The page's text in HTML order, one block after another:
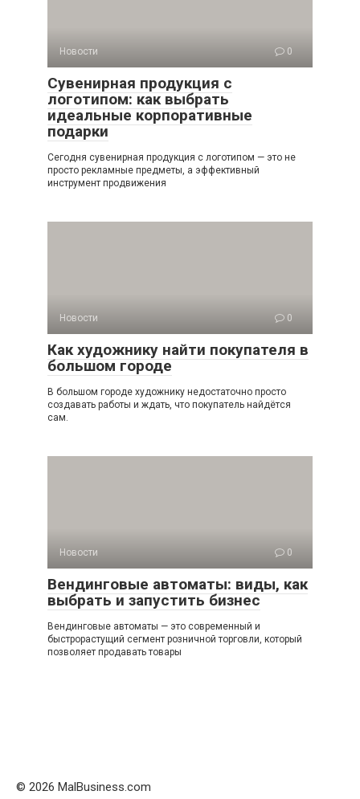
Новости 0
Сувенирная продукция с
логотипом: как выбрать
идеальные корпоративные
подарки
Сегодня сувенирная продукция с логотипом — это не
просто рекламные предметы, а эффективный
инструмент продвижения
Новости 0
Как художнику найти покупателя в
большом городе
В большом городе художнику недостаточно просто
создавать работы и ждать, что покупатель найдётся
сам.
Новости 0
Вендинговые автоматы: виды, как
выбрать и запустить бизнес
Вендинговые автоматы — это современный и
быстрорастущий сегмент розничной торговли, который
позволяет продавать товары
© 2026 MalBusiness.com